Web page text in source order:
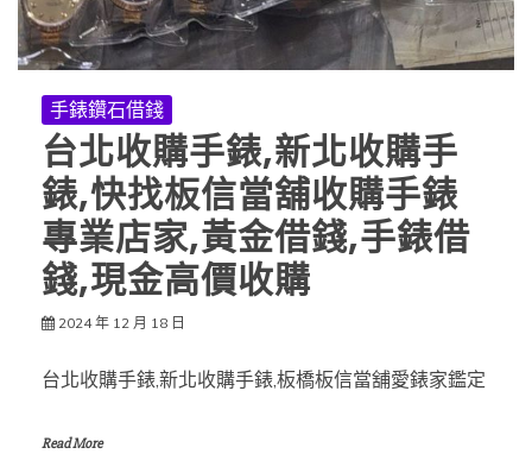
手錶鑽石借錢
台北收購手錶,新北收購手
錶,快找板信當舖收購手錶
專業店家,黃金借錢,手錶借
錢,現金高價收購
2024 年 12 月 18 日
台北收購手錶,新北收購手錶,板橋板信當舖愛錶家鑑定
Read More